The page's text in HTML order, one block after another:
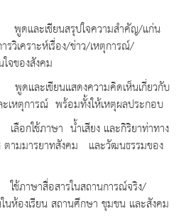
ขียนสรุปใจความสำคัญ/แก่น
วิเคราะห์เรื่อง/ข่าว/เหตุการณ์/
จของสังคม
นแสดงความคิดเห็นเกี่ยวกับ
เหตุการณ์ พร้อมทั้งให้เหตุผลประกอบ
าษา น้ำเสียง และกิริยาท่าทาง
ตามมารยาทสังคม และวัฒนธรรมของ
สื่อสารในสถานการณ์จริง/
นห้องเรียน สถานศึกษา ชุมชน และสังคม